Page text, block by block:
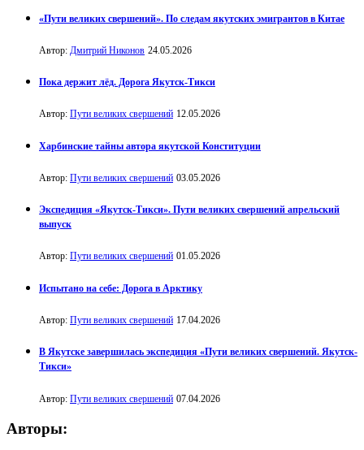
«Пути великих свершений». По следам якутских эмигрантов в Китае
Автор: Дмитрий Никонов 24.05.2026
Пока держит лёд. Дорога Якутск-Тикси
Автор: Пути великих свершений 12.05.2026
Харбинские тайны автора якутской Конституции
Автор: Пути великих свершений 03.05.2026
Экспедиция «Якутск-Тикси». Пути великих свершений апрельский
выпуск
Автор: Пути великих свершений 01.05.2026
Испытано на себе: Дорога в Арктику
Автор: Пути великих свершений 17.04.2026
В Якутске завершилась экспедиция «Пути великих свершений. Якутск-
Тикси»
Автор: Пути великих свершений 07.04.2026
Авторы: